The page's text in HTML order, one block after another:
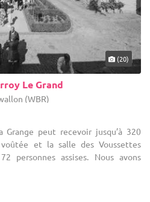
(20)
Le Grand
(WBR)
peut recevoir jusqu’à 320
voûtée et la salle des Voussettes
personnes assises. Nous avons